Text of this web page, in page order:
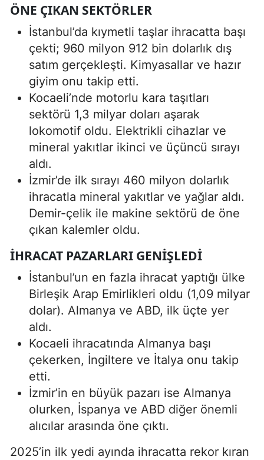
ÖNE ÇIKAN SEKTÖRLER
İstanbul’da kıymetli taşlar ihracatta başı
çekti; 960 milyon 912 bin dolarlık dış
satım gerçekleşti. Kimyasallar ve hazır
giyim onu takip etti.
Kocaeli’nde motorlu kara taşıtları
sektörü 1,3 milyar doları aşarak
lokomotif oldu. Elektrikli cihazlar ve
mineral yakıtlar ikinci ve üçüncü sırayı
aldı.
İzmir’de ilk sırayı 460 milyon dolarlık
ihracatla mineral yakıtlar ve yağlar aldı.
Demir-çelik ile makine sektörü de öne
çıkan kalemler oldu.
İHRACAT PAZARLARI GENIŞLEDI
İstanbul’un en fazla ihracat yaptığı ülke
Birleşik Arap Emirlikleri oldu (1,09 milyar
dolar). Almanya ve ABD, ilk üçte yer
aldı.
Kocaeli ihracatında Almanya başı
çekerken, İngiltere ve İtalya onu takip
etti.
İzmir’in en büyük pazarı ise Almanya
olurken, İspanya ve ABD diğer önemli
alıcılar arasında öne çıktı.
2025’in ilk yedi ayında ihracatta rekor kıran